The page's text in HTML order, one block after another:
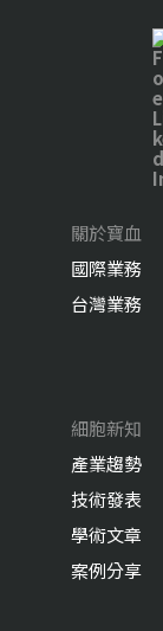
關於寶血
國際業務
台灣業務
細胞新知
產業趨勢
技術發表
學術文章
案例分享